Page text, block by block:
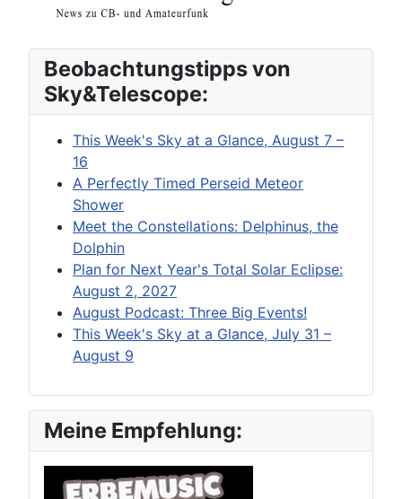
Beobachtungstipps von
Sky&Telescope:
This Week's Sky at a Glance, August 7 –
16
A Perfectly Timed Perseid Meteor
Shower
Meet the Constellations: Delphinus, the
Dolphin
Plan for Next Year's Total Solar Eclipse:
August 2, 2027
August Podcast: Three Big Events!
This Week's Sky at a Glance, July 31 –
August 9
Meine Empfehlung: